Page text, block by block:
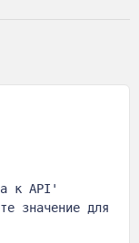
к API'
значение для